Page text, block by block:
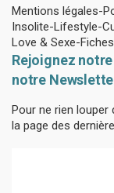
Mentions légales
Insolite Lifestyle
Love & Sexe
Rejoignez
notre
Pour ne rien
la page des